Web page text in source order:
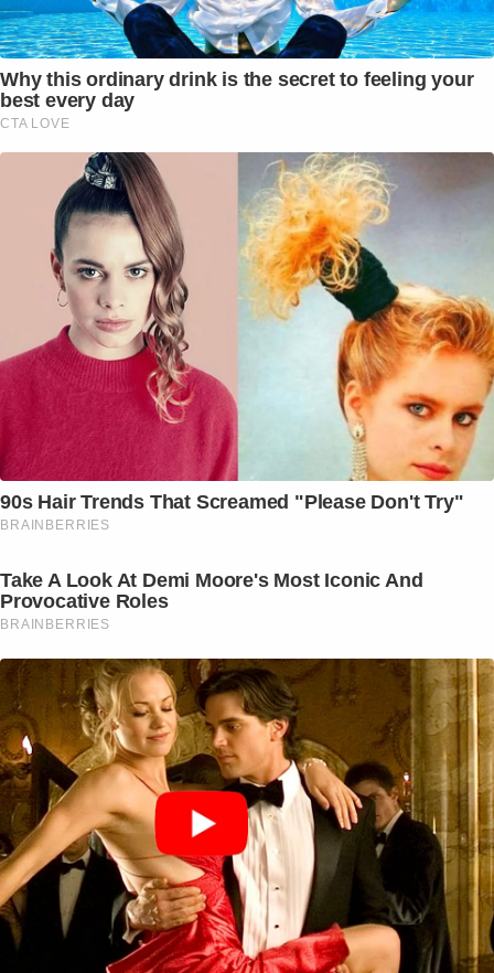
Why this ordinary drink is the secret to feeling your
best every day
CTA LOVE
90s Hair Trends That Screamed "Please Don't Try"
BRAINBERRIES
Take A Look At Demi Moore's Most Iconic And
Provocative Roles
BRAINBERRIES